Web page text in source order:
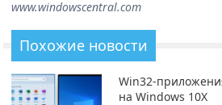
www.windowscentral.com
Похожие новости
Win32-
на Windows 10X